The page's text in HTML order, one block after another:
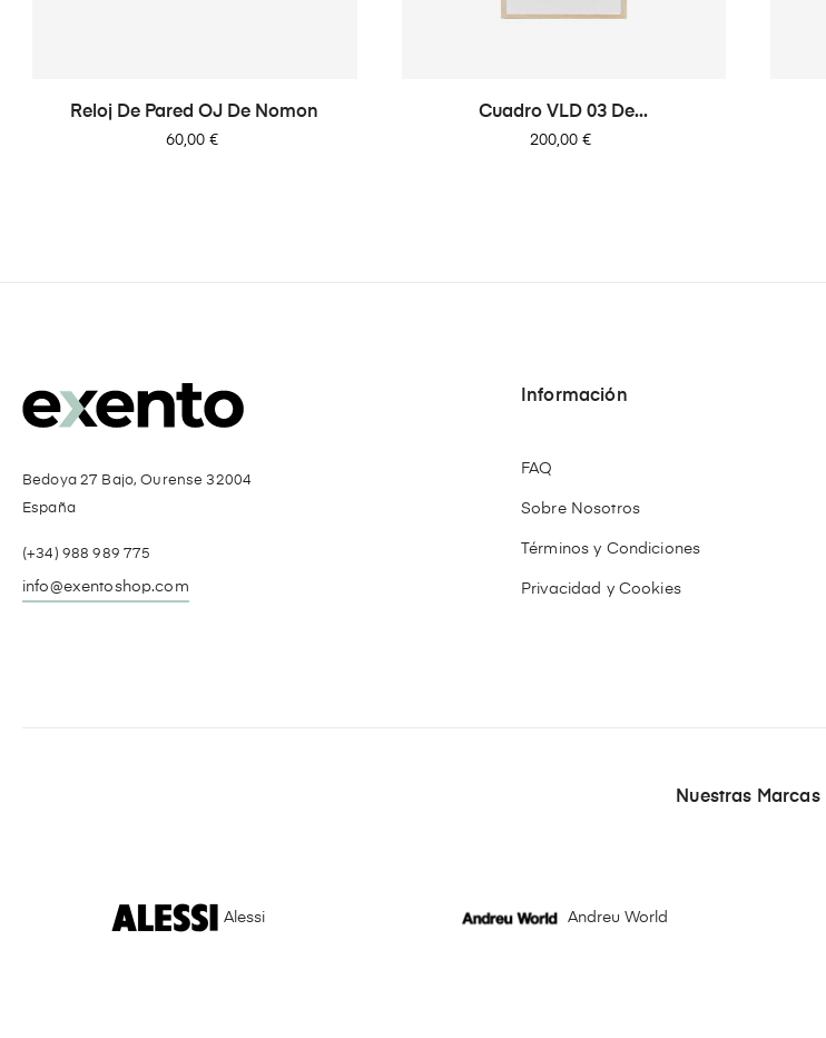
Reloj De Pared OJ De Nomon
Precio
60,00 €
Cuadro VLD 03 De...
Precio
200,00 €
Bedoya 27 Bajo, Ourense 32004
España
(+34) 988 989 775
info@exentoshop.com
Información
FAQ
Sobre Nosotros
Términos y Condiciones
Privacidad y Cookies
Nuestras Marcas
Alessi Andreu World